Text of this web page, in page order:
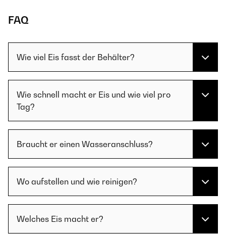
FAQ
Wie viel Eis fasst der Behälter?
Wie schnell macht er Eis und wie viel pro
Tag?
Braucht er einen Wasseranschluss?
Wo aufstellen und wie reinigen?
Welches Eis macht er?